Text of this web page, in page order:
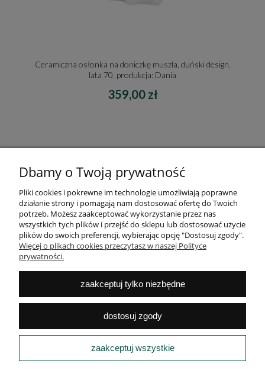
Ceramiczna osłonka na doniczkę muszla, duński design,
lata 70, produkcja: Dania
359,00 zł
NEWSLETTER
designu
ZAPISZ SIĘ
POMOC
MOJE KONTO
PŁATNOŚCI
INFORMACJE
Dbamy o Twoją prywatność
Pliki cookies i pokrewne im technologie umożliwiają poprawne
działanie strony i pomagają nam dostosować ofertę do Twoich
potrzeb. Możesz zaakceptować wykorzystanie przez nas
wszystkich tych plików i przejść do sklepu lub dostosować użycie
plików do swoich preferencji, wybierając opcję "Dostosuj zgody".
Więcej o plikach cookies przeczytasz w naszej Polityce
prywatności.
zaakceptuj tylko niezbędne
dostosuj zgody
zaakceptuj wszystkie